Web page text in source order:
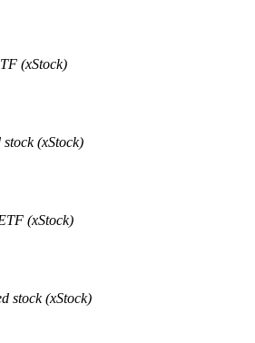
zysk i elastyczne zainteresowania
(xStock)
(xStock)
(xStock)
stock (xStock)